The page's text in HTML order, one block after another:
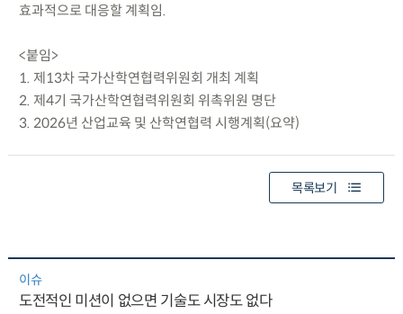
효과적으로 대응할 계획임.
<붙임>
1. 제13차 국가산학연협력위원회 개최 계획
2. 제4기 국가산학연협력위원회 위촉위원 명단
3. 2026년 산업교육 및 산학연협력 시행계획(요약)
목록보기
이슈
도전적인 미션이 없으면 기술도 시장도 없다